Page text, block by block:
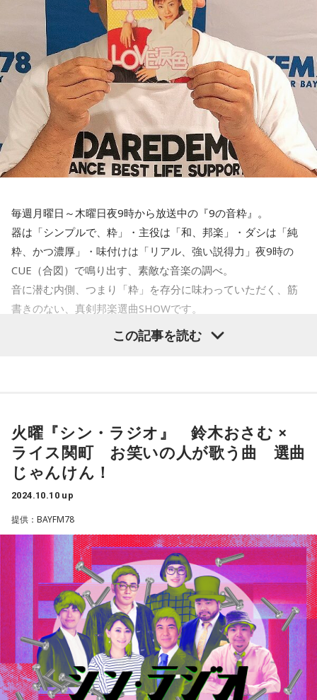
生放送中に電話をつないでレクチャーしていただきます。
件名に「ほいさんモノマネレパートリー」もしくは、「水曜
シンラジオ」と
書いてください。メールは、 radio@bayfm.co.jpです。
そして、まだまだ続くBAYFM35周年月間！
水曜シンラジオスペシャルゲスト10月16日ほいけんたさんに
続いて、23日はアーティストKさん。
さらに、30日は蝶花楼桃花師匠が登場です。
お楽しみに！
毎週月曜日～木曜日夜9時から放送中の『9の音粋』。
器は「シンプルで、粋」・主役は「和、邦楽」・ダシは「純
粋、かつ濃厚」・味付けは「リアル、強い説得力」夜9時の
CUE（合図）で鳴り出す、素敵な音楽の調べ。
音に潜む内側、つまり「粋」を存分に味わっていただく、筋
書きのない、真剣邦楽選曲SHOWです。
水曜『9の音粋』DJはイントロマエストロ・藤田太郎です。
21時台テーマは『いろいろな「色」ソングス』
“黄色”“夢色”など、タイトルに漢字の「色」が入った曲の特集
です。
テーマに関するイントロクイズも出題します。
22時台は最後にかける曲を先に発表し、その曲へ向かって1
時間、曲をつないでいく選曲企画、『藤田太郎の音楽道』
『松浦亜弥「LOVE涙色」への道』をお送りします。
最新の放送を聴く
この記事を読む
火曜『シン・ラジオ』 鈴木おさむ ×
ライス関町 お笑いの人が歌う曲 選曲
じゃんけん！
2024.10.10 up
提供：BAYFM78